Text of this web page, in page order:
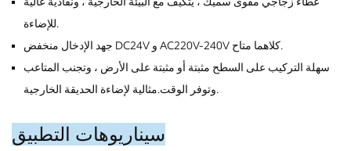
للإضاءة.
جهد الإدخال منخفض DC24V و AC220V-240V كلاهما متاح.
سهلة التركيب على السطح مثبتة أو مثبتة على الأرض ، وتجنب المتاعب
وتوفر الوقت.مثالية لإضاءة الحديقة الخارجية.
سيناريوهات التطبيق